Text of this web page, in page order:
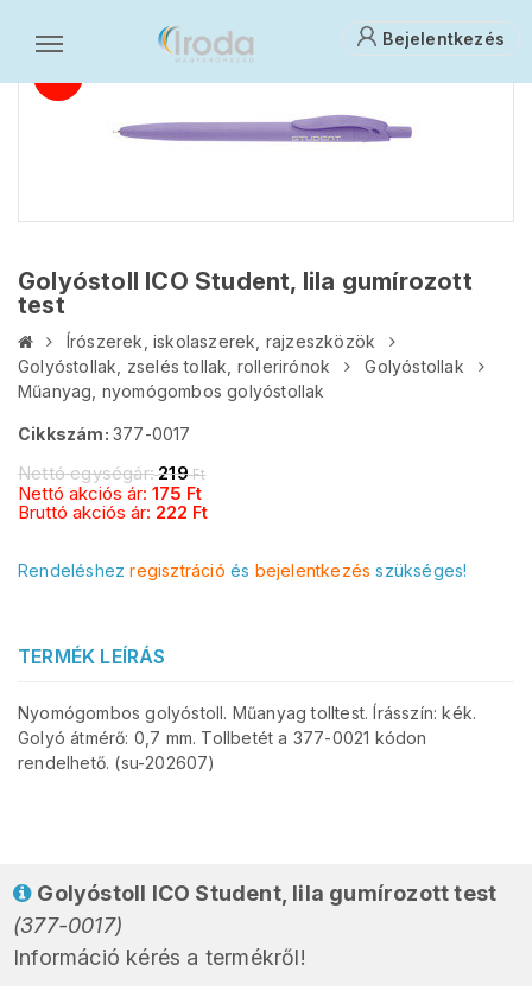
Bejelentkezés
Golyóstoll ICO Student, lila gumírozott
test
Írószerek, iskolaszerek, rajzeszközök
Golyóstollak, zselés tollak, rollerirónok
Golyóstollak
Műanyag, nyomógombos golyóstollak
Cikkszám: 377-0017
Nettó egységár:219Ft
Nettó akciós ár: 175 Ft
Bruttó akciós ár: 222 Ft
Rendeléshezregisztráció és bejelentkezés szükséges!
TERMÉK LEÍRÁS
Nyomógombos golyóstoll. Műanyag tolltest. Írásszín: kék.
Golyó átmérő: 0,7 mm. Tollbetét a 377-0021 kódon
rendelhető. (su-202607)
Golyóstoll ICO Student, lila gumírozott test
(377-0017)
Információ kérés a termékről!